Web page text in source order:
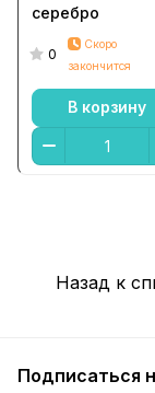
серебро
0
Скоро
закончится
В корзину
Назад к
Подписаться